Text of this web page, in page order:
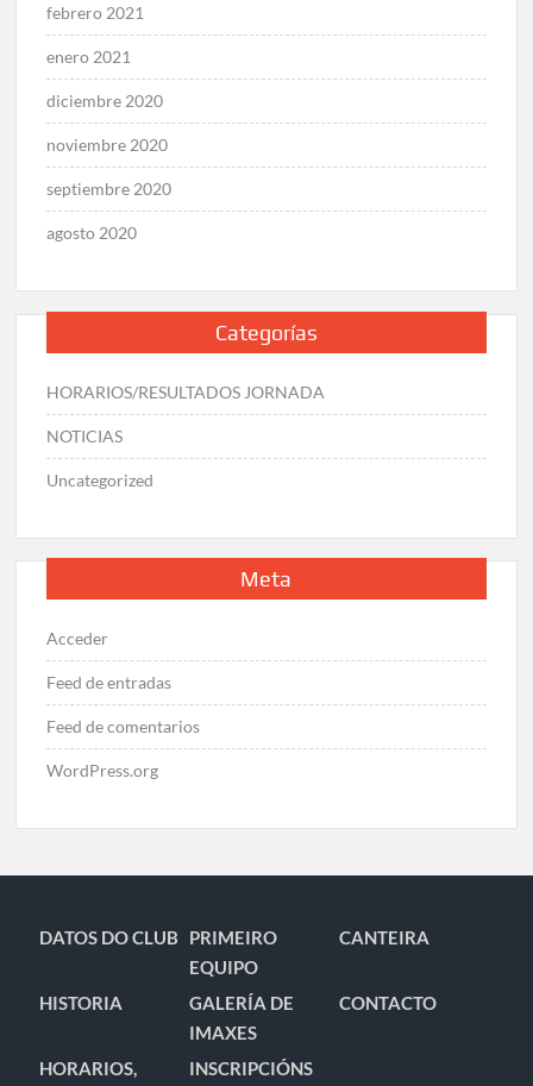
febrero 2021
enero 2021
diciembre 2020
noviembre 2020
septiembre 2020
agosto 2020
Categorías
HORARIOS/RESULTADOS JORNADA
NOTICIAS
Uncategorized
Meta
Acceder
Feed de entradas
Feed de comentarios
WordPress.org
DATOS DO CLUB
PRIMEIRO
EQUIPO
CANTEIRA
HISTORIA
GALERÍA DE
IMAXES
CONTACTO
HORARIOS,
INSCRIPCIÓNS